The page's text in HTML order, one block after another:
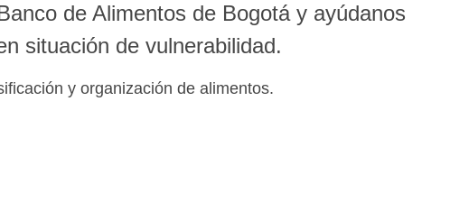
de Alimentos de Bogotá y ayúdanos
situación de vulnerabilidad.
y organización de alimentos.